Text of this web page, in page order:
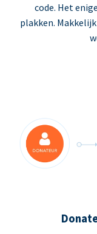
code. Het
plakken.